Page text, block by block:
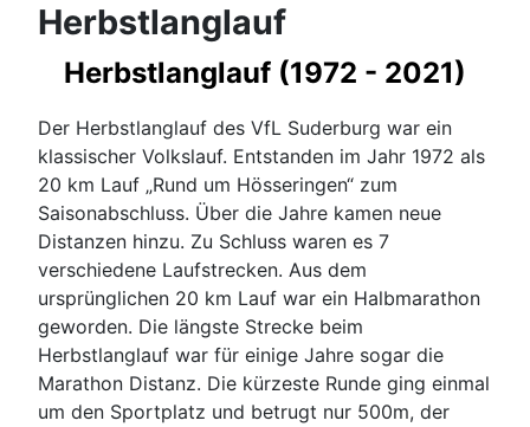
Herbstlanglauf
Herbstlanglauf (1972 - 2021)
Der Herbstlanglauf des VfL Suderburg war ein
klassischer Volkslauf. Entstanden im Jahr 1972 als
20 km Lauf „Rund um Hösseringen“ zum
Saisonabschluss. Über die Jahre kamen neue
Distanzen hinzu. Zu Schluss waren es 7
verschiedene Laufstrecken. Aus dem
ursprünglichen 20 km Lauf war ein Halbmarathon
geworden. Die längste Strecke beim
Herbstlanglauf war für einige Jahre sogar die
Marathon Distanz. Die kürzeste Runde ging einmal
um den Sportplatz und betrugt nur 500m, der